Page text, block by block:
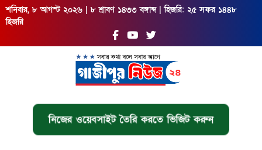
শনিবার, ৮ আগস্ট ২০২৬ | ৮ শ্রাবণ ১৪৩৩ বঙ্গাব্দ | হিজরি: ২৫ সফর ১৪৪৮
হিজরি
নিজের ওয়েবসাইট তৈরি করতে ভিজিট করুন